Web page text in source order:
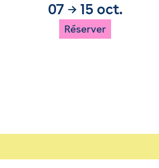
07 → 15 oct.
Réserver